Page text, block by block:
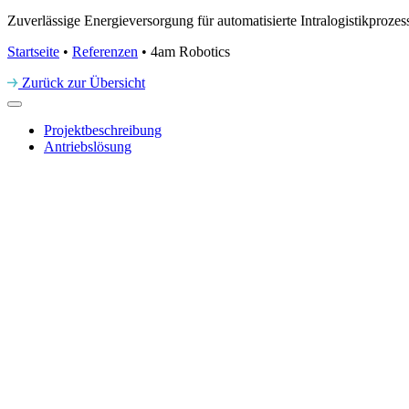
Zuverlässige Energieversorgung für automatisierte
Startseite • Referenzen • 4am Robotics
Zurück zur Übersicht
Projektbeschreibung
Antriebslösung